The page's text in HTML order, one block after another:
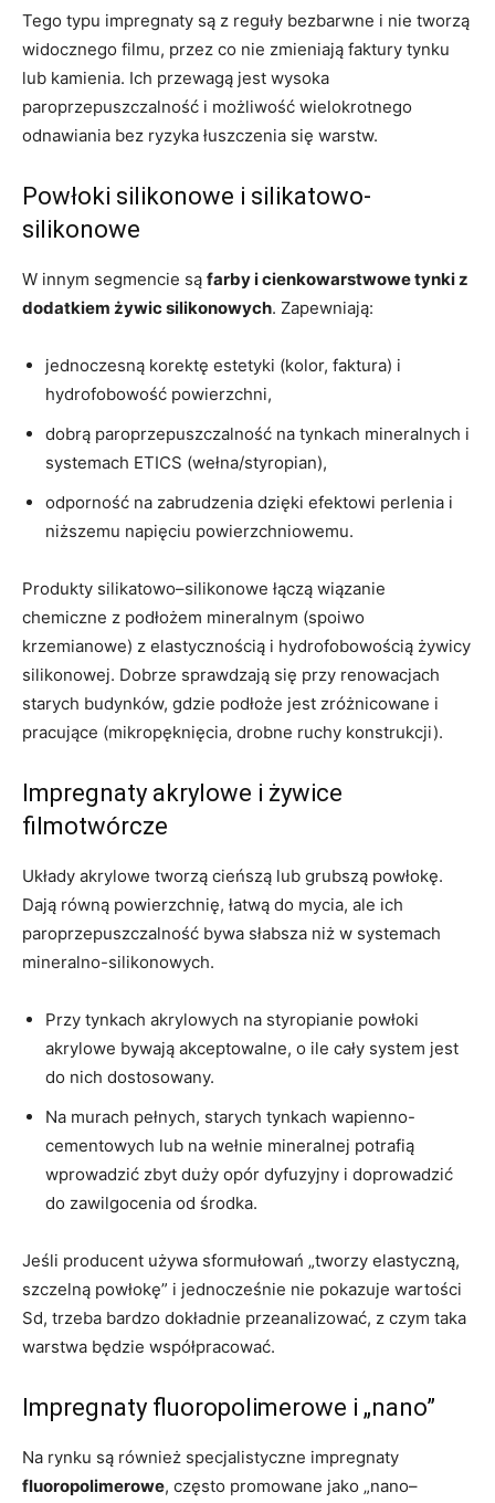
Tego typu impregnaty są z reguły bezbarwne i nie tworzą
widocznego filmu, przez co nie zmieniają faktury tynku
lub kamienia. Ich przewagą jest wysoka
paroprzepuszczalność i możliwość wielokrotnego
odnawiania bez ryzyka łuszczenia się warstw.
Powłoki silikonowe i silikatowo-
silikonowe
W innym segmencie są farby i cienkowarstwowe tynki z
dodatkiem żywic silikonowych. Zapewniają:
jednoczesną korektę estetyki (kolor, faktura) i
hydrofobowość powierzchni,
dobrą paroprzepuszczalność na tynkach mineralnych i
systemach ETICS (wełna/styropian),
odporność na zabrudzenia dzięki efektowi perlenia i
niższemu napięciu powierzchniowemu.
Produkty silikatowo–silikonowe łączą wiązanie
chemiczne z podłożem mineralnym (spoiwo
krzemianowe) z elastycznością i hydrofobowością żywicy
silikonowej. Dobrze sprawdzają się przy renowacjach
starych budynków, gdzie podłoże jest zróżnicowane i
pracujące (mikropęknięcia, drobne ruchy konstrukcji).
Impregnaty akrylowe i żywice
filmotwórcze
Układy akrylowe tworzą cieńszą lub grubszą powłokę.
Dają równą powierzchnię, łatwą do mycia, ale ich
paroprzepuszczalność bywa słabsza niż w systemach
mineralno-silikonowych.
Przy tynkach akrylowych na styropianie powłoki
akrylowe bywają akceptowalne, o ile cały system jest
do nich dostosowany.
Na murach pełnych, starych tynkach wapienno-
cementowych lub na wełnie mineralnej potrafią
wprowadzić zbyt duży opór dyfuzyjny i doprowadzić
do zawilgocenia od środka.
Jeśli producent używa sformułowań „tworzy elastyczną,
szczelną powłokę” i jednocześnie nie pokazuje wartości
Sd, trzeba bardzo dokładnie przeanalizować, z czym taka
warstwa będzie współpracować.
Impregnaty fluoropolimerowe i „nano”
Na rynku są również specjalistyczne impregnaty
fluoropolimerowe, często promowane jako „nano–